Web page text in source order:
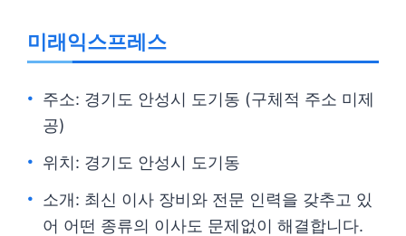
미래익스프레스
주소: 경기도 안성시 도기동 (구체적 주소 미제
공)
위치: 경기도 안성시 도기동
소개: 최신 이사 장비와 전문 인력을 갖추고 있
어 어떤 종류의 이사도 문제없이 해결합니다.